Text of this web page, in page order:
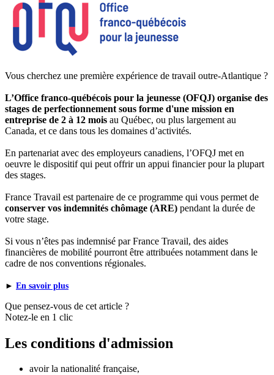
Vous cherchez une première expérience de travail outre-Atlantique ?
L’Office franco-québécois pour la jeunesse (OFQJ) organise des
stages de perfectionnement sous forme d'une mission en
entreprise de 2 à 12 mois au Québec, ou plus largement au
Canada, et ce dans tous les domaines d’activités.
En partenariat avec des employeurs canadiens, l’OFQJ met en
oeuvre le dispositif qui peut offrir un appui financier pour la plupart
des stages.
France Travail est partenaire de ce programme qui vous permet de
conserver vos indemnités chômage (ARE) pendant la durée de
votre stage.
Si vous n’êtes pas indemnisé par France Travail, des aides
financières de mobilité pourront être attribuées notamment dans le
cadre de nos conventions régionales.
► En savoir plus
Que pensez-vous de cet article ?
Notez-le en 1 clic
Les conditions d'admission
avoir la nationalité française,